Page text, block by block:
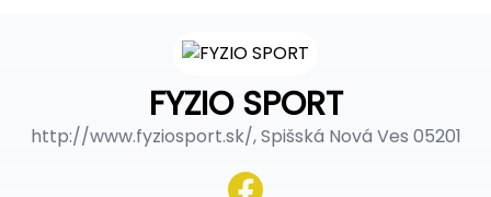
FYZIO SPORT
http://www.fyziosport.sk/, Spišská Nová Ves 05201